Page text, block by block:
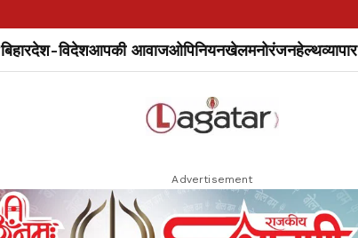
बिहारदेश-विदेशआपकी आवाजओपिनियनखेलमनोरंजनहेल्थव्यापार
Advertisement